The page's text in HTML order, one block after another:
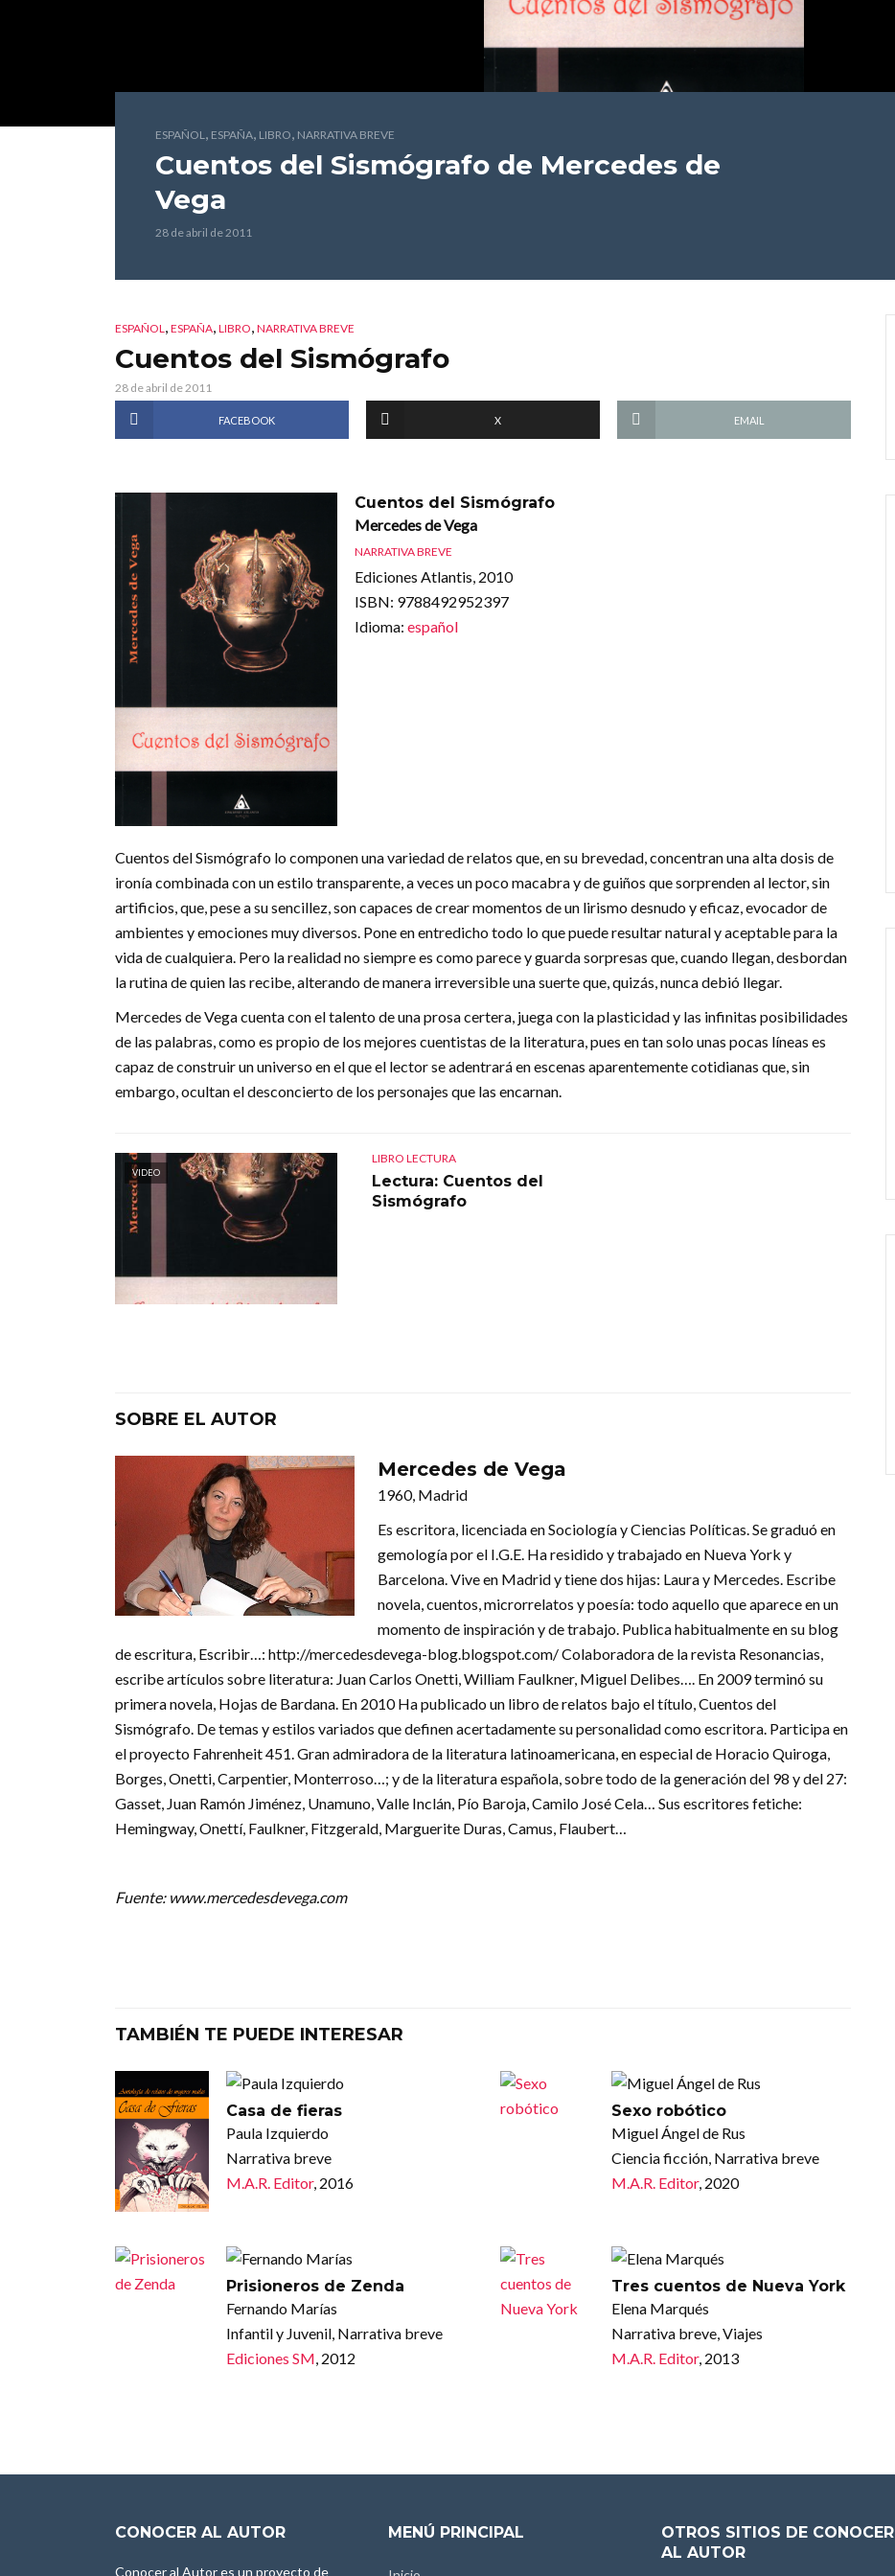
ESPAÑOL, ESPAÑA, LIBRO, NARRATIVA BREVE
Cuentos del Sismógrafo de Mercedes de
Vega
28 de abril de 2011
ESPAÑOL, ESPAÑA, LIBRO, NARRATIVA BREVE
Cuentos del Sismógrafo
28 de abril de 2011
FACEBOOK X EMAIL
Cuentos del Sismógrafo
Mercedes de Vega
NARRATIVA BREVE
Ediciones Atlantis, 2010
ISBN: 9788492952397
Idioma: español
Cuentos del Sismógrafo lo componen una variedad de relatos que, en su brevedad, concentran una alta dosis de
ironía combinada con un estilo transparente, a veces un poco macabra y de guiños que sorprenden al lector, sin
artificios, que, pese a su sencillez, son capaces de crear momentos de un lirismo desnudo y eficaz, evocador de
ambientes y emociones muy diversos. Pone en entredicho todo lo que puede resultar natural y aceptable para la
vida de cualquiera. Pero la realidad no siempre es como parece y guarda sorpresas que, cuando llegan, desbordan
la rutina de quien las recibe, alterando de manera irreversible una suerte que, quizás, nunca debió llegar.
Mercedes de Vega cuenta con el talento de una prosa certera, juega con la plasticidad y las infinitas posibilidades
de las palabras, como es propio de los mejores cuentistas de la literatura, pues en tan solo unas pocas líneas es
capaz de construir un universo en el que el lector se adentrará en escenas aparentemente cotidianas que, sin
embargo, ocultan el desconcierto de los personajes que las encarnan.
VIDEO
LIBRO LECTURA
Lectura: Cuentos del
Sismógrafo
SOBRE EL AUTOR
Mercedes de Vega
1960, Madrid
Es escritora, licenciada en Sociología y Ciencias Políticas. Se graduó en
gemología por el I.G.E. Ha residido y trabajado en Nueva York y
Barcelona. Vive en Madrid y tiene dos hijas: Laura y Mercedes. Escribe
novela, cuentos, microrrelatos y poesía: todo aquello que aparece en un
momento de inspiración y de trabajo. Publica habitualmente en su blog
de escritura, Escribir…: http://mercedesdevega-blog.blogspot.com/ Colaboradora de la revista Resonancias,
escribe artículos sobre literatura: Juan Carlos Onetti, William Faulkner, Miguel Delibes…. En 2009 terminó su
primera novela, Hojas de Bardana. En 2010 Ha publicado un libro de relatos bajo el título, Cuentos del
Sismógrafo. De temas y estilos variados que definen acertadamente su personalidad como escritora. Participa en
el proyecto Fahrenheit 451. Gran admiradora de la literatura latinoamericana, en especial de Horacio Quiroga,
Borges, Onetti, Carpentier, Monterroso…; y de la literatura española, sobre todo de la generación del 98 y del 27:
Gasset, Juan Ramón Jiménez, Unamuno, Valle Inclán, Pío Baroja, Camilo José Cela… Sus escritores fetiche:
Hemingway, Onettí, Faulkner, Fitzgerald, Marguerite Duras, Camus, Flaubert…
Fuente: www.mercedesdevega.com
TAMBIÉN TE PUEDE INTERESAR
Casa de fieras
Paula Izquierdo
Narrativa breve
M.A.R. Editor, 2016
Sexo robótico
Miguel Ángel de Rus
Ciencia ficción, Narrativa breve
M.A.R. Editor, 2020
Prisioneros de Zenda
Fernando Marías
Infantil y Juvenil, Narrativa breve
Ediciones SM, 2012
Tres cuentos de Nueva York
Elena Marqués
Narrativa breve, Viajes
M.A.R. Editor, 2013
CONOCER AL AUTOR
Conocer al Autor es un proyecto de
MENÚ PRINCIPAL
OTROS SITIOS DE CONOCER
AL AUTOR